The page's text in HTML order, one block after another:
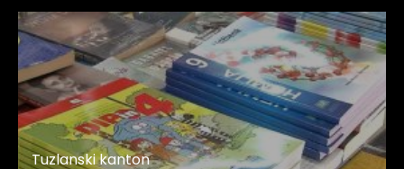
Tuzlanski kanton